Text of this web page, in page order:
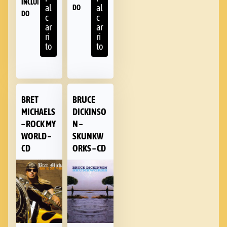
INCLUI
DO
al
c
ar
ri
to
DO
al
c
ar
ri
to
BRET
MICHAELS
– ROCK MY
WORLD –
CD
BRUCE
DICKINSO
N –
SKUNKW
ORKS – CD